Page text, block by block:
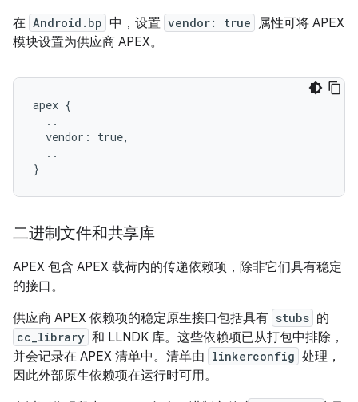
在 Android.bp 中，设置 vendor: true 属性可将 APEX
模块设置为供应商 APEX。
apex {
  ..
  vendor: true,
  ..
二进制文件和共享库
APEX 包含 APEX 载荷内的传递依赖项，除非它们具有稳定
的接口。
供应商 APEX 依赖项的稳定原生接口包括具有 stubs 的
cc_library 和 LLNDK 库。这些依赖项已从打包中排除，
并会记录在 APEX 清单中。清单由 linkerconfig 处理，
因此外部原生依赖项在运行时可用。